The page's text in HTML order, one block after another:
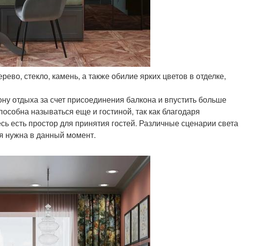
стекло, камень, а также обилие ярких цветов в отделке,
отдыха за счет присоединения балкона и впустить больше
называться еще и гостиной, так как благодаря
есть простор для принятия гостей. Различные сценарии света
нужна в данный момент.